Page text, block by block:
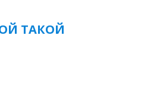
ТАКОЙ